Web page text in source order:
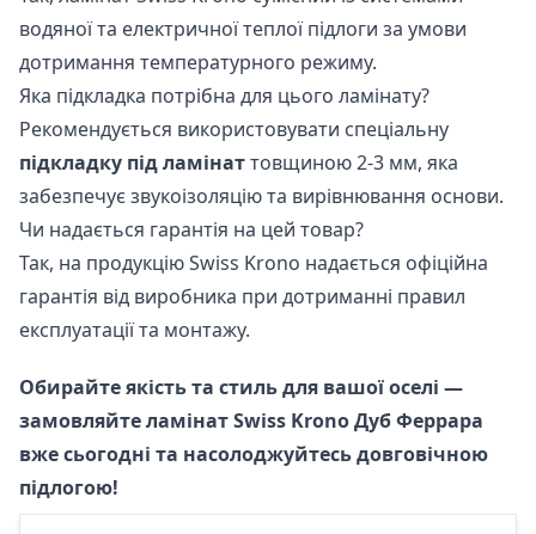
водяної та електричної теплої підлоги за умови
дотримання температурного режиму.
Яка підкладка потрібна для цього ламінату?
Рекомендується використовувати спеціальну
підкладку під ламінаттовщиною 2-3 мм, яка
забезпечує звукоізоляцію та вирівнювання основи.
Чи надається гарантія на цей товар?
Так, на продукцію Swiss Krono надається офіційна
гарантія від виробника при дотриманні правил
експлуатації та монтажу.
Обирайте якість та стиль для вашої оселі —
замовляйте ламінат Swiss Krono Дуб Феррара
вже сьогодні та насолоджуйтесь довговічною
підлогою!